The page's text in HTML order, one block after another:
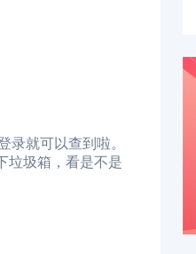
录就可以查到啦。
垃圾箱，看是不是